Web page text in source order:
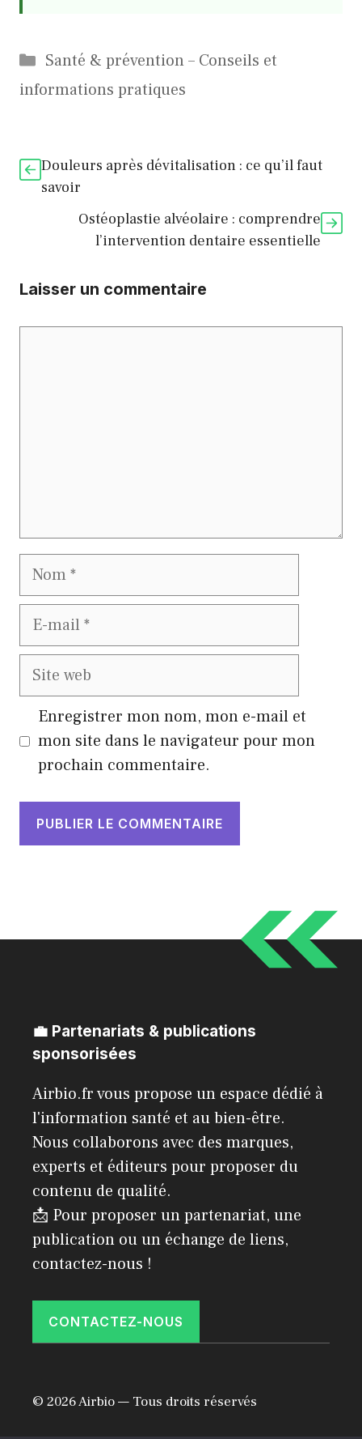
Catégories
Santé & prévention – Conseils et
informations pratiques
Douleurs après dévitalisation : ce qu’il faut
savoir
Ostéoplastie alvéolaire : comprendre
l’intervention dentaire essentielle
Laisser un commentaire
Nom
E-
Site
Enregistrer mon nom, mon e-mail et
mon site dans le navigateur pour mon
prochain commentaire.
💼 Partenariats & publications
sponsorisées
Airbio.fr vous propose un espace dédié à
l'information santé et au bien-être.
Nous collaborons avec des marques,
experts et éditeurs pour proposer du
contenu de qualité.
📩 Pour proposer un partenariat, une
publication ou un échange de liens,
contactez-nous !
CONTACTEZ-NOUS
© 2026 Airbio — Tous droits réservés